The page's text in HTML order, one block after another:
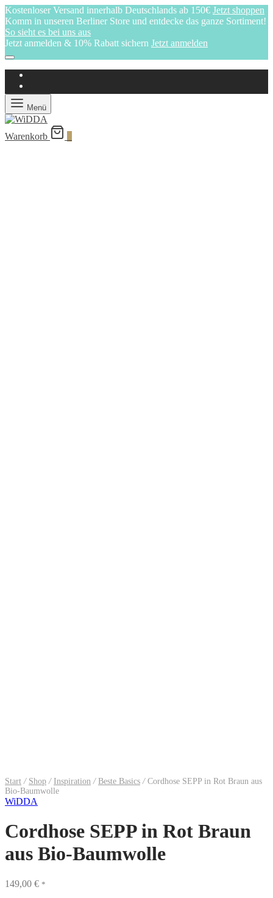
Kostenloser Versand innerhalb Deutschlands ab 150€ Jetzt shoppen
Komm in unseren Berliner Store und entdecke das ganze Sortiment!
So sieht es bei uns aus
Jetzt anmelden & 10% Rabatt sichern Jetzt anmelden
Menü
Warenkorb
Start / Shop / Inspiration / Beste Basics /Cordhose SEPP in Rot Braun aus
Bio-Baumwolle
WiDDA
Cordhose SEPP in Rot Braun
aus Bio-Baumwolle
149,00 € *